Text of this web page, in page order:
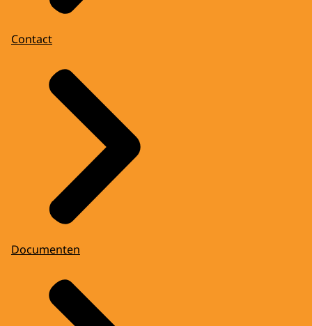
Contact
Documenten